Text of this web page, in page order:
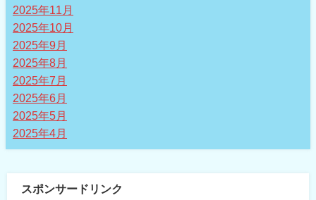
2025年11月
2025年10月
2025年9月
2025年8月
2025年7月
2025年6月
2025年5月
2025年4月
スポンサードリンク